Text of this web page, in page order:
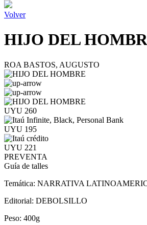
Volver
HIJO DEL
ROA BASTOS, AUGUSTO
UYU 260
UYU 195
UYU 221
PREVENTA
Guía de talles
Temática: NARRATIVA
Editorial: DEBOLSILLO
Peso: 400g